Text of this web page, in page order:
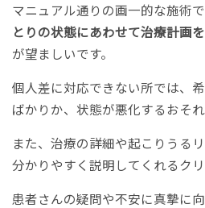
マニュアル通りの画一的な施術で
とりの状態にあわせて治療計画
が望ましいです。
個人差に対応できない所では、
ばかりか、状態が悪化するおそれ
また、治療の詳細や起こりうる
分かりやすく説明してくれるク
患者さんの疑問や不安に真摯に